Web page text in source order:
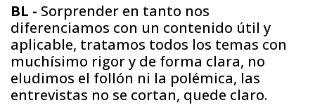
BL - Sorprender en tanto nos
diferenciamos con un contenido útil y
aplicable, tratamos todos los temas con
muchísimo rigor y de forma clara, no
eludimos el follón ni la polémica, las
entrevistas no se cortan, quede claro.